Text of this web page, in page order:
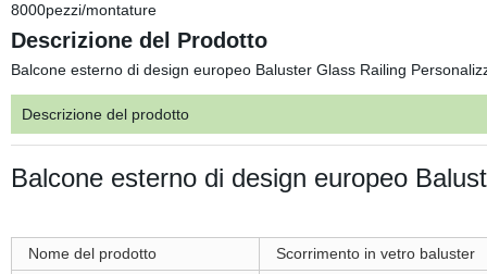
8000pezzi/montature
Descrizione del Prodotto
Balcone esterno di design europeo Baluster Glass Railing
Descrizione del prodotto
Balcone esterno di design europeo
Nome del prodotto
Scorrimento in vetro baluster